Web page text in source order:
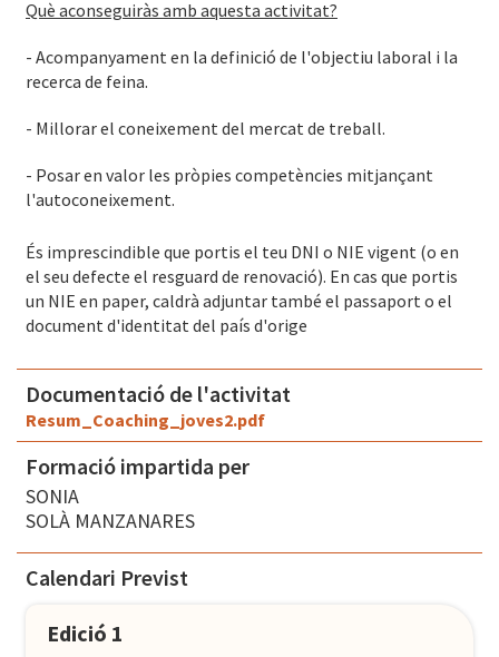
Què aconseguiràs amb aquesta activitat?
- Acompanyament en la definició de l'objectiu laboral i la
recerca de feina.
- Millorar el coneixement del mercat de treball.
- Posar en valor les pròpies competències mitjançant
l'autoconeixement.
És imprescindible que portis el teu DNI o NIE vigent (o en
el seu defecte el resguard de renovació). En cas que portis
un NIE en paper, caldrà adjuntar també el passaport o el
document d'identitat del país d'orige
Documentació de l'activitat
Resum_Coaching_joves2.pdf
Formació impartida per
SONIA
SOLÀ MANZANARES
Calendari Previst
Edició 1